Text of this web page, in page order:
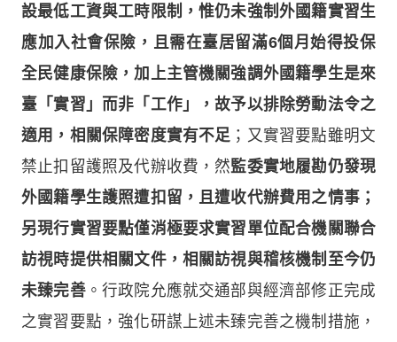
設最低工資與工時限制，惟仍未強制外國籍實習生
應加入社會保險，且需在臺居留滿6個月始得投保
全民健康保險，加上主管機關強調外國籍學生是來
臺「實習」而非「工作」，故予以排除勞動法令之
適用，相關保障密度實有不足 ；又實習要點雖明文
禁止扣留護照及代辦收費，然監委實地履勘仍發現
外國籍學生護照遭扣留，且遭收代辦費用之情事；
另現行實習要點僅消極要求實習單位配合機關聯合
訪視時提供相關文件，相關訪視與稽核機制至今仍
未臻完善。行政院允應就交通部與經濟部修正完成
之實習要點，強化研謀上述未臻完善之機制措施，